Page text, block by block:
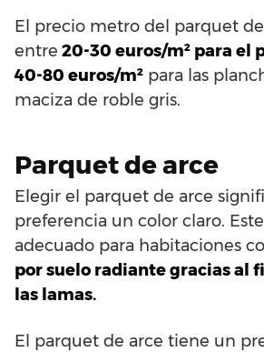
El precio metro del parquet
entre 20-30 euros/m² para el
40-80 euros/m² para las
maciza de roble gris.
Parquet de arce
Elegir el parquet de arce
preferencia un color claro.
adecuado para habitaciones
por suelo radiante gracias al
las lamas.
El parquet de arce tiene un